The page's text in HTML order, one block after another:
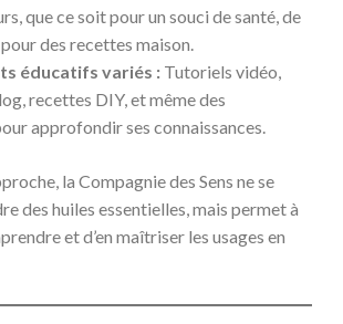
que ce soit pour un souci de santé, de
des recettes maison.
éducatifs variés : Tutoriels vidéo,
recettes DIY, et même des
approfondir ses connaissances.
la Compagnie des Sens ne se
des huiles essentielles, mais permet à
et d’en maîtriser les usages en